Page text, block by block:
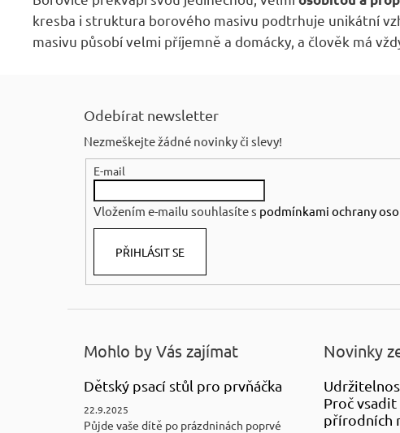
kresba i struktura borového masivu podtrhuje unikátní
masivu působí velmi příjemně a domácky, a člověk má
Odebírat newsletter
Nezmeškejte žádné novinky či slevy!
E-mail
Vložením e-mailu souhlasíte s podmínkami ochrany
PŘIHLÁSIT SE
Mohlo by Vás zajímat
Dětský psací stůl pro prvňáčka
22.9.2025
Půjde vaše dítě po prázdninách poprvé
Novinky
Proč vsadit
přírodních